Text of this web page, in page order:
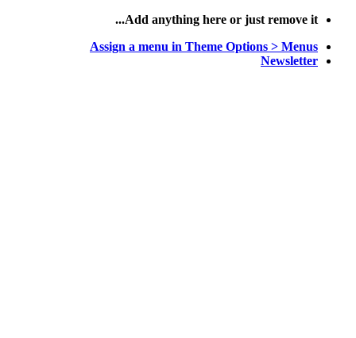
پرش
محتوا
Add anything here or just remove it...
Assign a menu in Theme Options > Menus
Newsletter